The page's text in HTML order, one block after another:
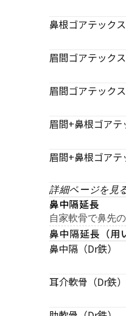
鼻根ゴアテックス
眉間ゴアテックス
眉間ゴアテックス
眉間+鼻根ゴアテ
眉間+鼻根ゴアテ
詳細ページを見
鼻中隔延長
自家軟骨で鼻先
鼻中隔延長（用
鼻中隔（Dr鉄）
耳介軟骨（Dr鉄）